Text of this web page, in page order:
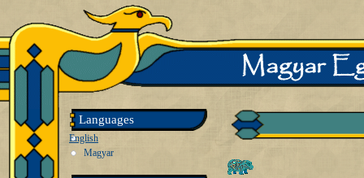
Languages
English
Magyar